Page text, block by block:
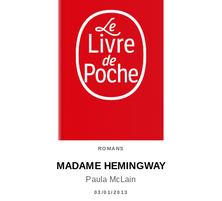
ROMANS
MADAME HEMINGWAY
Paula McLain
03/01/2013